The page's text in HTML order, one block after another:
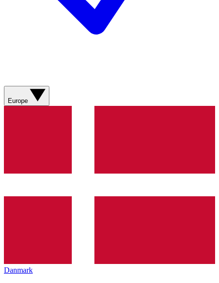
Europe
Danmark